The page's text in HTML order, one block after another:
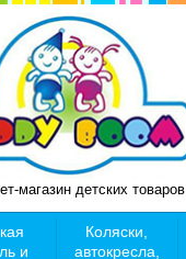
магазин детских товаров
и
Коляски,
автокресла,